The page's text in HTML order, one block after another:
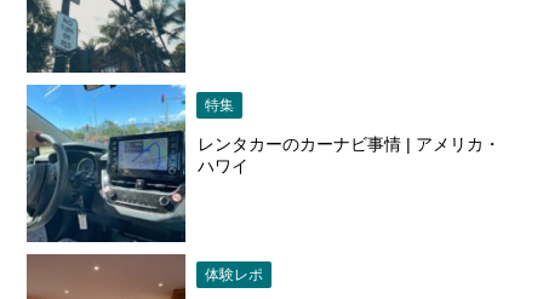
特集
レンタカーのカーナビ事情 | アメリカ・
ハワイ
体験レポ